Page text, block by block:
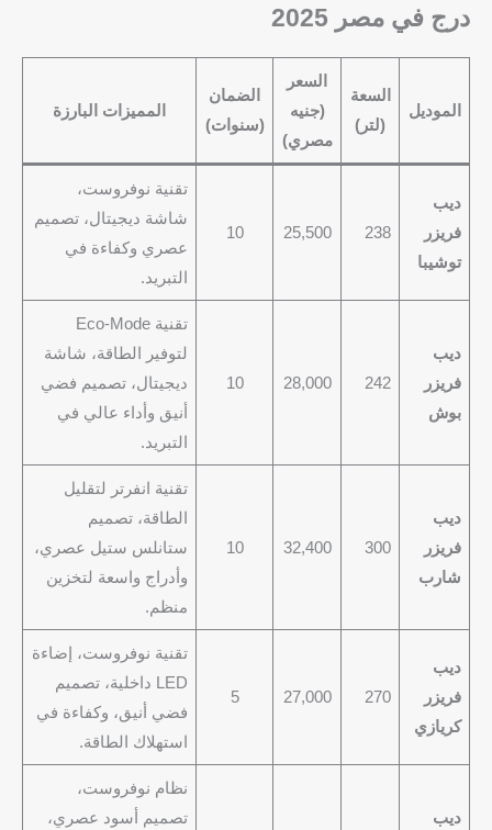
درج في مصر 2025
الموديل
السعة
(لتر)
السعر
(جنيه
مصري)
الضمان
(سنوات)
المميزات البارزة
ديب
فريزر
توشيبا
238
25,500
10
تقنية نوفروست،
شاشة ديجيتال، تصميم
عصري وكفاءة في
التبريد.
ديب
فريزر
بوش
242
28,000
10
تقنية Eco-Mode
لتوفير الطاقة، شاشة
ديجيتال، تصميم فضي
أنيق وأداء عالي في
التبريد.
ديب
فريزر
شارب
300
32,400
10
تقنية انفرتر لتقليل
الطاقة، تصميم
ستانلس ستيل عصري،
وأدراج واسعة لتخزين
منظم.
ديب
فريزر
كريازي
270
27,000
5
تقنية نوفروست، إضاءة
LED داخلية، تصميم
فضي أنيق، وكفاءة في
استهلاك الطاقة.
ديب
نظام نوفروست،
تصميم أسود عصري،